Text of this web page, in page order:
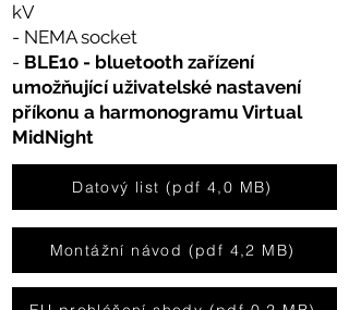
kV
- NEMA socket
- BLE10 - bluetooth zařízení
umožňující uživatelské nastavení
příkonu a harmonogramu Virtual
MidNight
Datový list (pdf 4,0 MB)
Montážní návod (pdf 4,2 MB)